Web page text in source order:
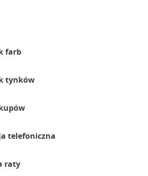
farb
tynków
telefoniczna
raty